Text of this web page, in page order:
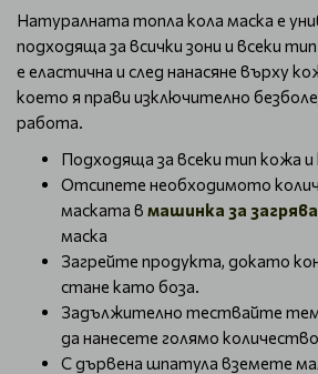
Натуралната топла кола маска е
подходяща за всички зони и всеки
е еластична и след нанасяне върху
което я прави изключително
работа.
Подходяща за всеки тип кожа и
Отсипете необходимото
маската в машинка за
маска
Загрейте продукта, докато
стане като боза.
Задължително тествайте
да нанесете голямо
С дървена шпатула вземете